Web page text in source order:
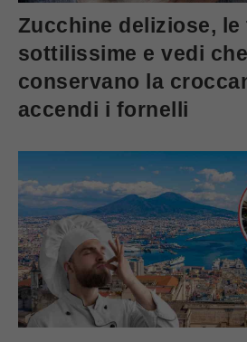
Zucchine deliziose, le
sottilissime e vedi
conservano la
accendi i fornelli